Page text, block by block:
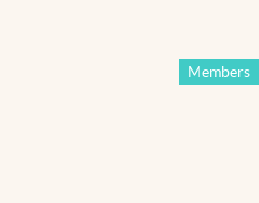
Members